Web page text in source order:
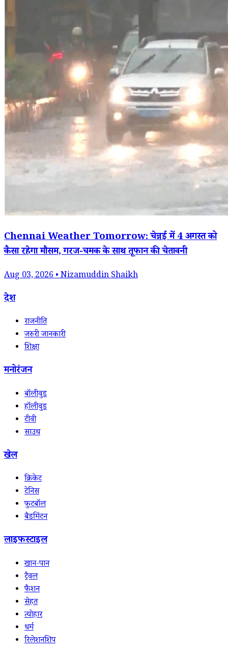
Chennai Weather Tomorrow: चेन्नई में 4 अगस्त को
कैसा रहेगा मौसम, गरज-चमक के साथ तूफान की चेतावनी
Aug 03, 2026 • Nizamuddin Shaikh
देश
राजनीति
जरुरी जानकारी
शिक्षा
मनोरंजन
बॉलीवुड
हॉलीवुड
टीवी
साउथ
खेल
क्रिकेट
टेनिस
फुटबॉल
बैडमिंटन
लाइफस्टाइल
खान-पान
ट्रैवल
फैशन
सेहत
त्योहार
धर्म
रिलेशनशिप